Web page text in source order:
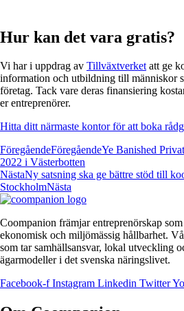
Hur kan det vara gratis?
Vi har i uppdrag av Tillväxtverketatt ge
information och utbildning till människor
företag. Tack vare deras finansiering
er entreprenörer.
Hitta ditt närmaste kontor för att boka
FöregåendeFöregåendeYe Banished
2022 i Västerbotten
NästaNy satsning ska ge bättre stöd till
StockholmNästa
Coompanion främjar entreprenörskap
ekonomisk och miljömässig hållbarhet.
som tar samhällsansvar, lokal utveckling
ägarmodeller i det svenska näringslivet.
Facebook-f Instagram Linkedin Twitter